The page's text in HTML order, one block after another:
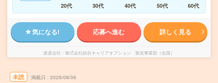
20代
30代 40代 50代 60代
気になる! 応募へ進む 詳しく見る
派遣会社 株式会社綜合キャリアオプション 製造事業部（全国）
未読 掲載日 2026/08/06